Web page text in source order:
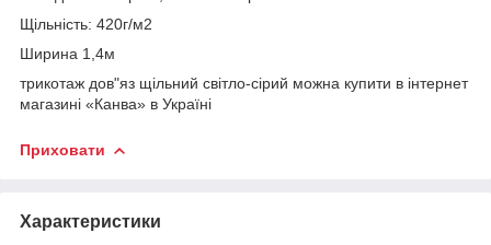
Щільність: 420г/м2
Ширина 1,4м
трикотаж дов"яз щільний світло-сірий можна купити в інтернет
магазині «Канва» в Україні
Приховати
Характеристики